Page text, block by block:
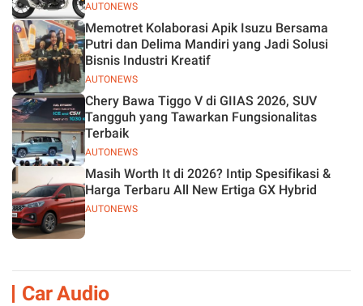
AUTONEWS
AUTONEWS
Memotret Kolaborasi Apik Isuzu Bersama
Putri dan Delima Mandiri yang Jadi Solusi
Bisnis Industri Kreatif
AUTONEWS
Chery Bawa Tiggo V di GIIAS 2026, SUV
Tangguh yang Tawarkan Fungsionalitas
Terbaik
AUTONEWS
Masih Worth It di 2026? Intip Spesifikasi &
Harga Terbaru All New Ertiga GX Hybrid
Car Audio